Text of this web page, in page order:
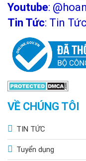
Youtube:
Tin Tức: Tin Tức
VỀ CHÚNG TÔI
TIN TỨC
Tuyển dụng